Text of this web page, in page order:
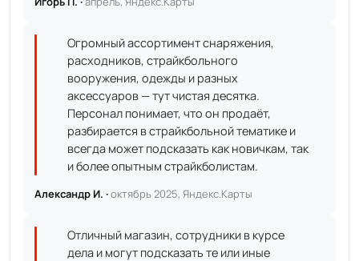
Огромный ассортимент снаряжения,
расходников, страйкбольного
вооружения, одежды и разных
аксессуаров — тут чистая десятка.
Персонал понимает, что он продаёт,
разбирается в страйкбольной тематике и
всегда может подсказать как новичкам, так
и более опытным страйкболистам.
Александр И. ·октябрь 2025, Яндекс.Карты
Отличный магазин, сотрудники в курсе
дела и могут подсказать те или иные